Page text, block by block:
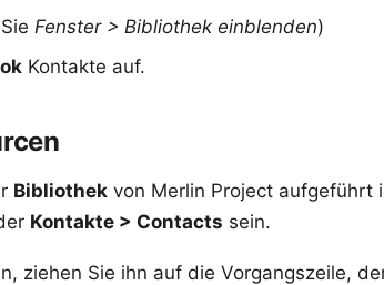
Fenster > Bibliothek einblenden)
Kontakte auf.
Bibliothek von Merlin Project aufgeführt
Kontakte > Contacts sein.
ziehen Sie ihn auf die Vorgangszeile,